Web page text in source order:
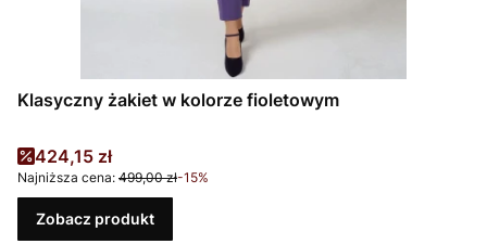
Klasyczny żakiet w kolorze fioletowym
Cena promocyjna
424,15 zł
Najniższa cena: 499,00 zł-15%
Zobacz produkt